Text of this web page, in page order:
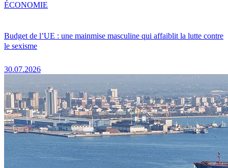
Budget de l’UE : une mainmise masculine qui affaiblit la lutte contre
le sexisme
30.07.2026
ÉCONOMIE